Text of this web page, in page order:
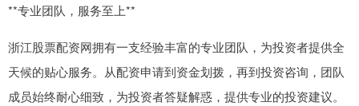
**专业团队，服务至上**
浙江股票配资网拥有一支经验丰富的专业团队，为投资者提供全
天候的贴心服务。从配资申请到资金划拨，再到投资咨询，团队
成员始终耐心细致，为投资者答疑解惑，提供专业的投资建议。